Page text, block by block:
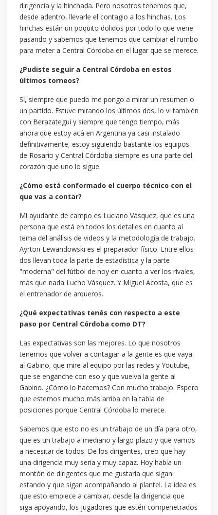
dirigencia y la hinchada. Pero nosotros tenemos que,
desde adentro, llevarle el contagio a los hinchas. Los
hinchas están un poquito dolidos por todo lo que viene
pasando y sabemos que tenemos que cambiar el rumbo
para meter a Central Córdoba en el lugar que se merece.
¿Pudiste seguir a Central Córdoba en estos
últimos torneos?
Sí, siempre que puedo me pongo a mirar un resumen o
un partido. Estuve mirando los últimos dos, lo vi también
con Berazategui y siempre que tengo tiempo, más
ahora que estoy acá en Argentina ya casi instalado
definitivamente, estoy siguiendo bastante los equipos
de Rosario y Central Córdoba siempre es una parte del
corazón que uno lo sigue.
¿Cómo está conformado el cuerpo técnico con el
que vas a contar?
Mi ayudante de campo es Luciano Vásquez, que es una
persona que está en todos los detalles en cuanto al
tema del análisis de videos y la metodología de trabajo.
Ayrton Lewandowski es el preparador físico. Entre ellos
dos llevan toda la parte de estadística y la parte
"moderna" del fútbol de hoy en cuanto a ver los rivales,
más que nada Lucho Vásquez. Y Miguel Acosta, que es
el entrenador de arqueros.
¿Qué expectativas tenés con respecto a este
paso por Central Córdoba como DT?
Las expectativas son las mejores. Lo que nosotros
tenemos que volver a contagiar a la gente es que vaya
al Gabino, que mire al equipo por las redes y Youtube,
que se enganche con eso y que vuelva la gente al
Gabino. ¿Cómo lo hacemos? Con mucho trabajo. Espero
que estemos mucho más arriba en la tabla de
posiciones porque Central Córdoba lo merece.
Sabemos que esto no es un trabajo de un día para otro,
que es un trabajo a mediano y largo plazo y que vamos
a necesitar de todos. De los dirigentes, creo que hay
una dirigencia muy seria y muy capaz. Hoy había un
montón de dirigentes que me gustaría que sigan
estando y que sigan acompañando al plantel. La idea es
que esto empiece a cambiar, desde la dirigencia que
siga apoyando, los jugadores que estén compenetrados